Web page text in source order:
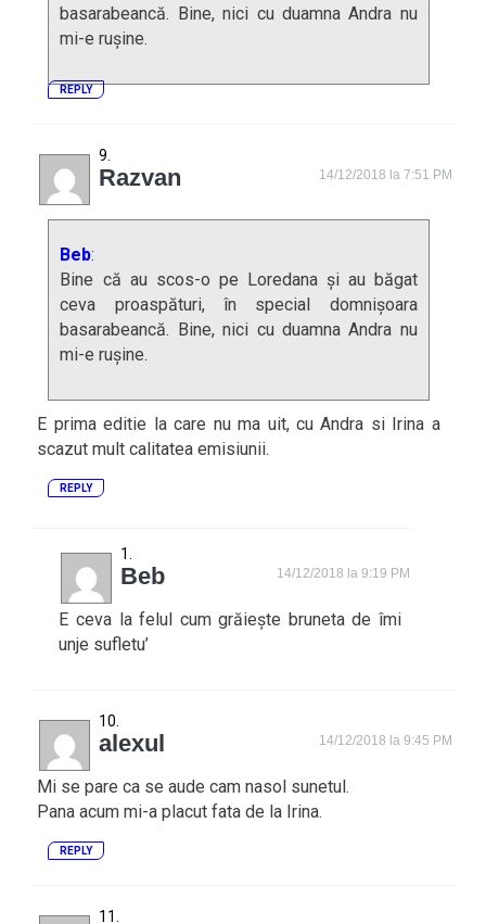
basarabeancă. Bine, nici cu duamna Andra nu
mi-e rușine.
REPLY
Razvan 14/12/2018 la 7:51 PM
Beb:
Bine că au scos-o pe Loredana și au băgat
ceva proaspături, în special domnișoara
basarabeancă. Bine, nici cu duamna Andra nu
mi-e rușine.
E prima editie la care nu ma uit, cu Andra si Irina a
scazut mult calitatea emisiunii.
REPLY
Beb 14/12/2018 la 9:19 PM
E ceva la felul cum grăiește bruneta de îmi
unje sufletu’
alexul 14/12/2018 la 9:45 PM
Mi se pare ca se aude cam nasol sunetul.
Pana acum mi-a placut fata de la Irina.
REPLY